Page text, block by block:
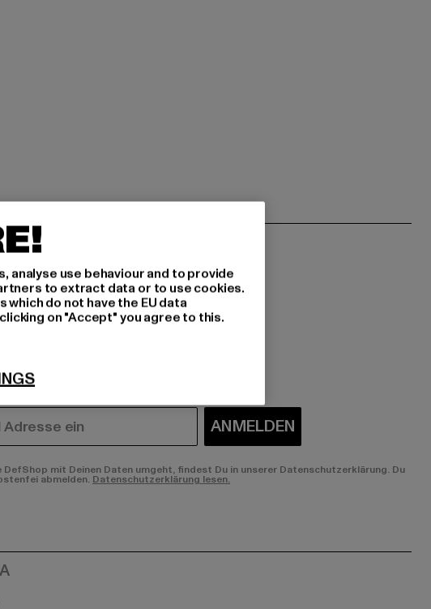
ANMELDEN
mit Deinen Daten umgeht, findest Du in unserer Datenschutzerklärung. Du
abmelden. Datenschutzerklärung lesen.
analyse use behaviour and to provide
to extract data or to use cookies.
do not have the EU data
on "Accept" you agree to this.